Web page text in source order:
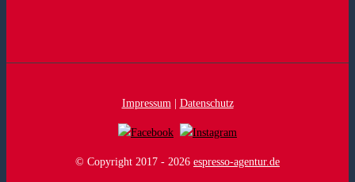
Impressum| Datenschutz
© Copyright 2017 - 2026 espresso-agentur.de